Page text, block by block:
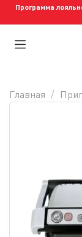
Программа
Главная